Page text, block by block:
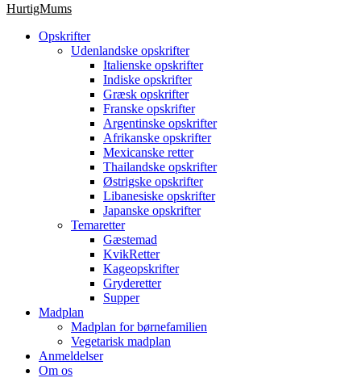
HurtigMums
Opskrifter
Udenlandske opskrifter
Italienske opskrifter
Indiske opskrifter
Græsk opskrifter
Franske opskrifter
Argentinske opskrifter
Afrikanske opskrifter
Mexicanske retter
Thailandske opskrifter
Østrigske opskrifter
Libanesiske opskrifter
Japanske opskrifter
Temaretter
Gæstemad
KvikRetter
Kageopskrifter
Gryderetter
Supper
Madplan
Madplan for børnefamilien
Vegetarisk madplan
Anmeldelser
Om os